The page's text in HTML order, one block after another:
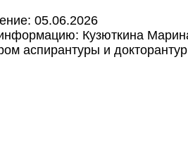
05.06.2026
Кузюткина
аспирантуры и